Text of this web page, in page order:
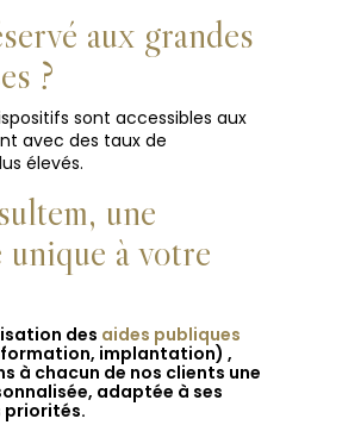
aux grandes
?
sont accessibles aux
avec des taux de
élevés.
une
à votre
des aides publiques
implantation) ,
à chacun de nos clients une
adaptée à ses
priorités.